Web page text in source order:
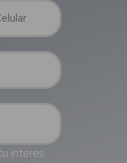
interes